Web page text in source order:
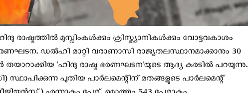
രാഷ്ട്രത്തിൽ മുസ്ലിംകൾക്കും ക്രിസ്ത്യാനികൾക്കും വോട്ടവകാശം
ഡൽഹി മാറ്റി വരാണാസി രാജ്യതലസ്ഥാനമാക്കാനും 30
'ഹിന്ദു രാഷ്ട്ര ഭരണഘടന'യുടെ ആദ്യ കരടിൽ പറയുന്നു.
സ്ഥാപിക്കുന്ന പുതിയ പാർലമെന്റിന് മതങ്ങളുടെ പാർലമെന്റ്